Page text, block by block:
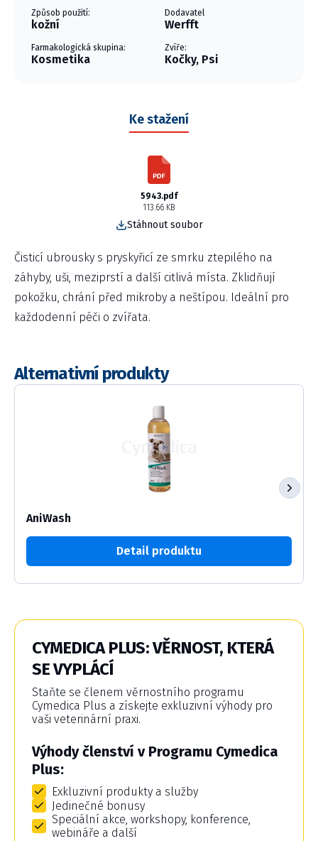
Způsob použití:
kožní
Dodavatel
Werfft
Farmakologická skupina:
Kosmetika
Zvíře:
Kočky, Psi
Ke stažení
5943.pdf
113.66 KB
Stáhnout soubor
Čisticí ubrousky s pryskyřicí ze smrku ztepilého na
záhyby, uši, meziprstí a další citlivá místa. Zklidňují
pokožku, chrání před mikroby a neštípou. Ideální pro
každodenní péči o zvířata.
Alternativní produkty
AniWash
Detail produktu
CYMEDICA PLUS: VĚRNOST, KTERÁ
SE VYPLÁCÍ
Staňte se členem věrnostního programu
Cymedica Plus a získejte exkluzivní výhody pro
vaši veterinární praxi.
Výhody členství v Programu Cymedica
Plus:
Exkluzivní produkty a služby
Jedinečné bonusy
Speciální akce, workshopy, konference,
webináře a další